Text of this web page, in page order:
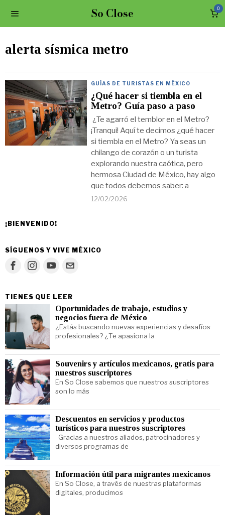
So Close 0
alerta sísmica metro
GUÍAS DE TURISTAS EN MÉXICO
¿Qué hacer si tiembla en el
Metro? Guía paso a paso
¿Te agarró el temblor en el Metro?
¡Tranqui! Aquí te decimos ¿qué hacer
si tiembla en el Metro? Ya seas un
chilango de corazón o un turista
explorando nuestra caótica, pero
hermosa Ciudad de México, hay algo
que todos debemos saber: a
12/02/2026
¡BIENVENIDO!
SÍGUENOS Y VIVE MÉXICO
TIENES QUE LEER
Oportunidades de trabajo, estudios y
negocios fuera de México
¿Estás buscando nuevas experiencias y desafíos
profesionales? ¿Te apasiona la
Souvenirs y artículos mexicanos, gratis para
nuestros suscriptores
En So Close sabemos que nuestros suscriptores
son lo más
Descuentos en servicios y productos
turísticos para nuestros suscriptores
Gracias a nuestros aliados, patrocinadores y
diversos programas de
Información útil para migrantes mexicanos
En So Close, a través de nuestras plataformas
digitales, producimos